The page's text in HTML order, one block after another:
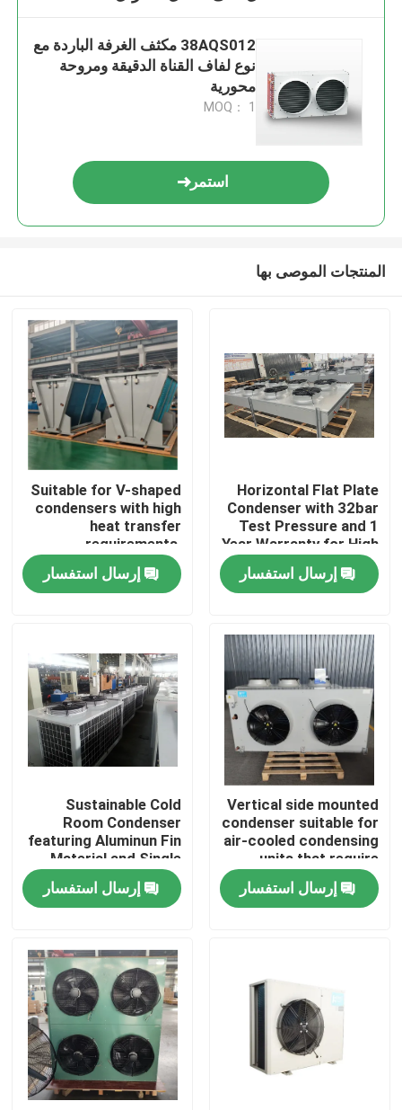
الصفحة الرئيسية
منتجات
معلومات عنا
جولة في المصنع
مراقبة الجودة
اتصل بنا
اطلب عرض أسعار
38AQS012 مكثف الغرفة الباردة مع
نوع لفاف القناة الدقيقة ومروحة
محورية
MOQ： 1
استمر
المنتجات الموصى بها
Horizontal Flat Plate
Condenser with 32bar
Test Pressure and 1
Year Warranty for High
Heat Exchange
Efficiencyإرسال استفسار
Suitable for V-shaped
condensers with high
heat transfer
requirements,
equipped with
3P/380V/50Hz power
supply, meeting the
R507A, R134a, etc
إرسال استفسار
Vertical side mounted
condenser suitable for
air-cooled condensing
units that require
separate installation
of condenser and
compressor
إرسال استفسار
Sustainable Cold
Room Condenser
featuring Aluminun Fin
Material and Single
Speed Fan Motor
إرسال استفسار